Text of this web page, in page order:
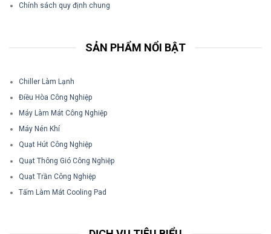
Chính sách quy định chung
SẢN PHẨM NỔI BẬT
Chiller Làm Lạnh
Điều Hòa Công Nghiệp
Máy Làm Mát Công Nghiệp
Máy Nén Khí
Quạt Hút Công Nghiệp
Quạt Thông Gió Công Nghiệp
Quạt Trần Công Nghiệp
Tấm Làm Mát Cooling Pad